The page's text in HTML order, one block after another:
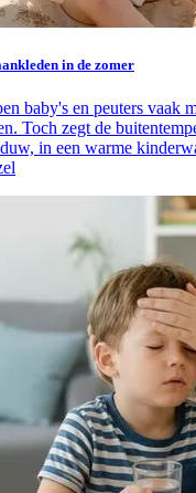
in de zomer
baby's en peuters vaak
Toch zegt de
in een warme